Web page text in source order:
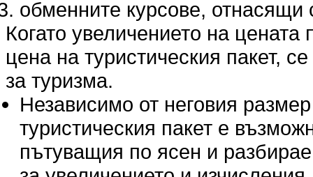
обменните курсове, отнасящи
Когато увеличението на
цена на туристическия пакет,
за туризма.
Независимо от неговия
туристическия пакет е
пътуващия по ясен и